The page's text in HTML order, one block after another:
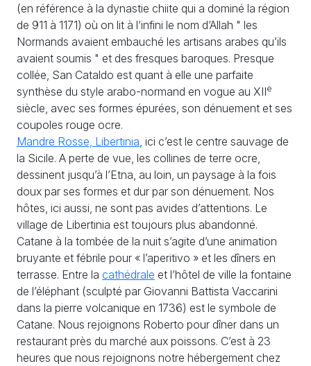
(en référence à la dynastie chiite qui a dominé la région
de 911 à 1171) où on lit à l’infini le nom d’Allah " les
Normands avaient embauché les artisans arabes qu’ils
avaient soumis " et des fresques baroques. Presque
collée, San Cataldo est quant à elle une parfaite
synthèse du style arabo-normand en vogue au XIIe
siècle, avec ses formes épurées, son dénuement et ses
coupoles rouge ocre.
Mandre Rosse, Libertinia , ici c’est le centre sauvage de
la Sicile. A perte de vue, les collines de terre ocre,
dessinent jusqu’à l’Etna, au loin, un paysage à la fois
doux par ses formes et dur par son dénuement. Nos
hôtes, ici aussi, ne sont pas avides d’attentions. Le
village de Libertinia est toujours plus abandonné.
Catane à la tombée de la nuit s’agite d’une animation
bruyante et fébrile pour « l’aperitivo » et les dîners en
terrasse. Entre la cathédrale et l’hôtel de ville la fontaine
de l’éléphant (sculpté par Giovanni Battista Vaccarini
dans la pierre volcanique en 1736) est le symbole de
Catane. Nous rejoignons Roberto pour dîner dans un
restaurant près du marché aux poissons. C’est à 23
heures que nous rejoignons notre hébergement chez